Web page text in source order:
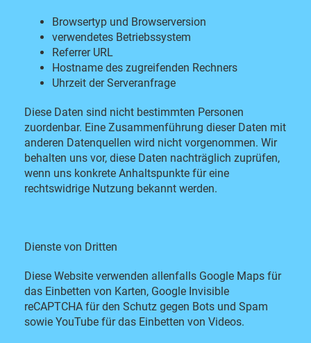
Browsertyp und Browserversion
verwendetes Betriebssystem
Referrer URL
Hostname des zugreifenden Rechners
Uhrzeit der Serveranfrage
Diese Daten sind nicht bestimmten Personen
zuordenbar. Eine Zusammenführung dieser Daten mit
anderen Datenquellen wird nicht vorgenommen. Wir
behalten uns vor, diese Daten nachträglich zuprüfen,
wenn uns konkrete Anhaltspunkte für eine
rechtswidrige Nutzung bekannt werden.
Dienste von Dritten
Diese Website verwenden allenfalls Google Maps für
das Einbetten von Karten, Google Invisible
reCAPTCHA für den Schutz gegen Bots und Spam
sowie YouTube für das Einbetten von Videos.